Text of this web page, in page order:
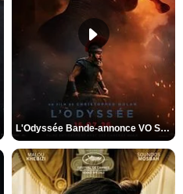
L'Odyssée Bande-annonce VO STFR